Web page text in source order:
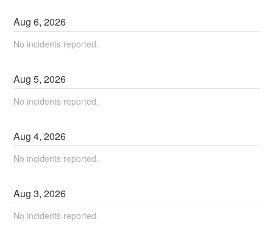
Aug6,2026
No incidents reported.
Aug5,2026
No incidents reported.
Aug4,2026
No incidents reported.
Aug3,2026
No incidents reported.